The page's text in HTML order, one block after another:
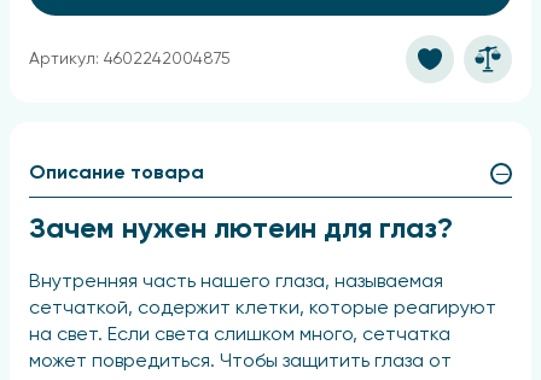
Артикул: 4602242004875
Описание товара
Зачем нужен лютеин для глаз?
Внутренняя часть нашего глаза, называемая
сетчаткой, содержит клетки, которые реагируют
на свет. Если света слишком много, сетчатка
может повредиться. Чтобы защитить глаза от